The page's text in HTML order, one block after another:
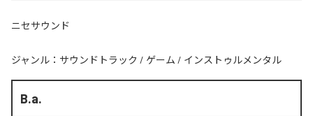
ニセサウンド
ジャンル： サウンドトラック / ゲーム / インストゥルメンタル
B.a.